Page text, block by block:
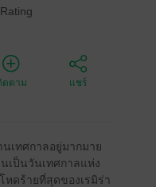
ดตาม แชร์
เทศกาลอยู่มากมาย
เป็นวันเทศกาลแห่ง
ดร้ายที่สุดของเรมิร่า